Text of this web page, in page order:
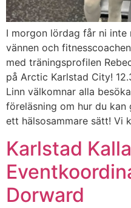
I morgon lördag får ni inte
vännen och
med träningsprofilen
på Arctic Karlstad City!
Linn välkomnar alla
föreläsning om hur du kan
ett hälsosammare sätt! Vi
Karlstad
Dorward